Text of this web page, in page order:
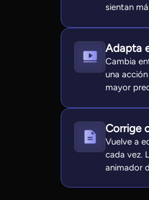
sientan
Adapta
Cambia
una
mayor
Corrige
Vuelve a
cada vez.
animador